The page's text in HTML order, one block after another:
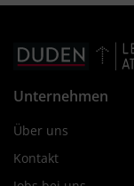
Unternehmen
Über uns
Kontakt